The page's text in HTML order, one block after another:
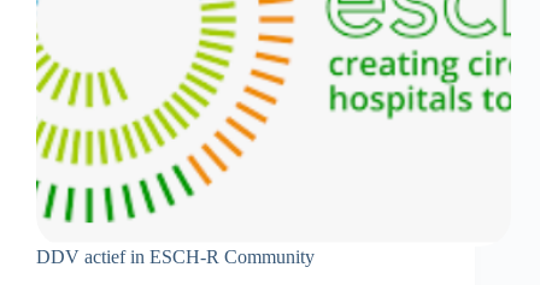
DDV actief in ESCH-R Community